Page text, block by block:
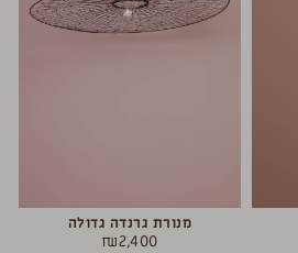
מנורת גרנדה גדולה
₪2,400